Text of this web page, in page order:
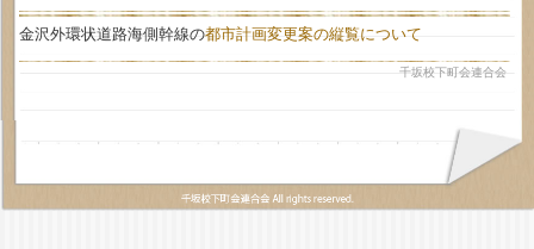
金沢外環状道路海側幹線の都市計画変更案の縦覧について
千坂校下町会連合会